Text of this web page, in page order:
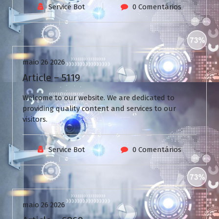
Service Bot 0 Comentários
Uncategorized
maio 26 2026
Article – 5119
Welcome to our website. We are dedicated to
providing quality content and services to our
visitors.
Service Bot 0 Comentários
Uncategorized
maio 26 2026